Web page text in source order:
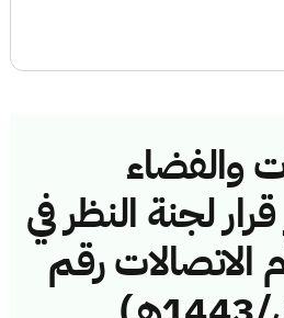
والفضاء
لجنة النظر في
الاتصالات رقم